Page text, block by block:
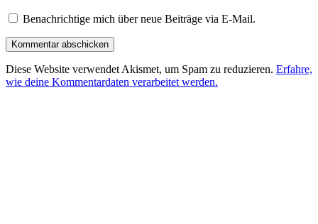
Benachrichtige mich über neue Beiträge via E-Mail.
Diese Website verwendet Akismet, um Spam zu reduzieren. Erfahre,
wie deine Kommentardaten verarbeitet werden.